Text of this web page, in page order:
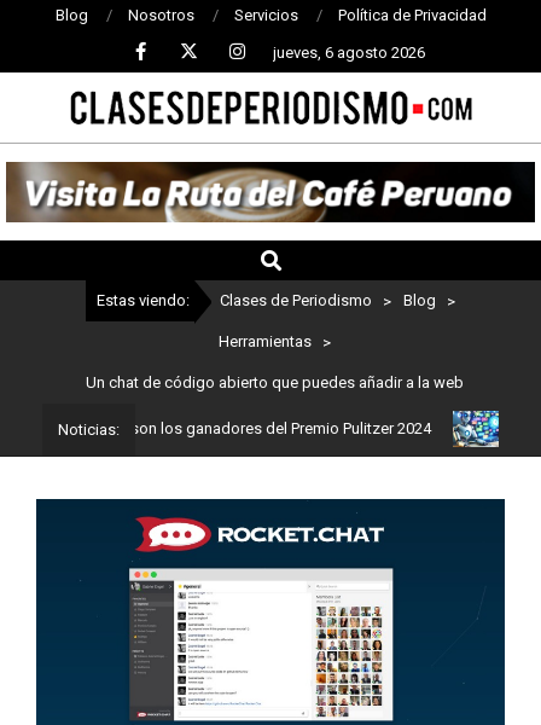
Blog Nosotros Servicios Política de Privacidad
jueves, 6 agosto 2026
CLASES
DE
PERIODISMO
Estas viendo: Clases de Periodismo > Blog >
Herramientas >
Un chat de código abierto que puedes añadir a la web
Noticias:
Estos son los ganadores del Premio Pulitzer 2024